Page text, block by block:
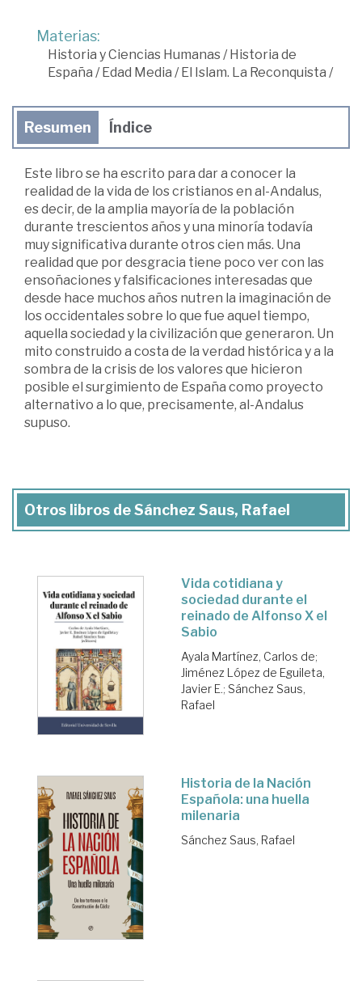
Materias:
Historia y Ciencias Humanas/ Historia de
España / Edad Media / El Islam. La Reconquista /
Resumen Índice
Este libro se ha escrito para dar a conocer la
realidad de la vida de los cristianos en al-Andalus,
es decir, de la amplia mayoría de la población
durante trescientos años y una minoría todavía
muy significativa durante otros cien más. Una
realidad que por desgracia tiene poco ver con las
ensoñaciones y falsificaciones interesadas que
desde hace muchos años nutren la imaginación de
los occidentales sobre lo que fue aquel tiempo,
aquella sociedad y la civilización que generaron. Un
mito construido a costa de la verdad histórica y a la
sombra de la crisis de los valores que hicieron
posible el surgimiento de España como proyecto
alternativo a lo que, precisamente, al-Andalus
supuso.
Otros libros de Sánchez Saus, Rafael
Vida cotidiana y
sociedad durante el
reinado de Alfonso X el
Sabio
Ayala Martínez, Carlos de;
Jiménez López de Eguileta,
Javier E.; Sánchez Saus,
Rafael
Historia de la Nación
Española: una huella
milenaria
Sánchez Saus, Rafael